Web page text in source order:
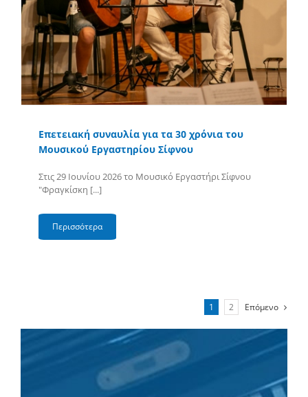
Επετειακή συναυλία για τα 30 χρόνια του
Μουσικού Εργαστηρίου Σίφνου
Στις 29 Ιουνίου 2026 το Μουσικό Εργαστήρι Σίφνου
"Φραγκίσκη [...]
Περισσότερα
1 2 Επόμενο